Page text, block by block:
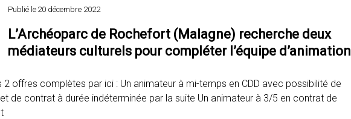
Publié le 20 décembre 2022
L’Archéoparc de Rochefort (Malagne) recherche deux
médiateurs culturels pour compléter l’équipe d’animation
2 offres complètes par ici : Un animateur à mi-temps en CDD avec possibilité de
de contrat à durée indéterminée par la suite Un animateur à 3/5 en contrat de